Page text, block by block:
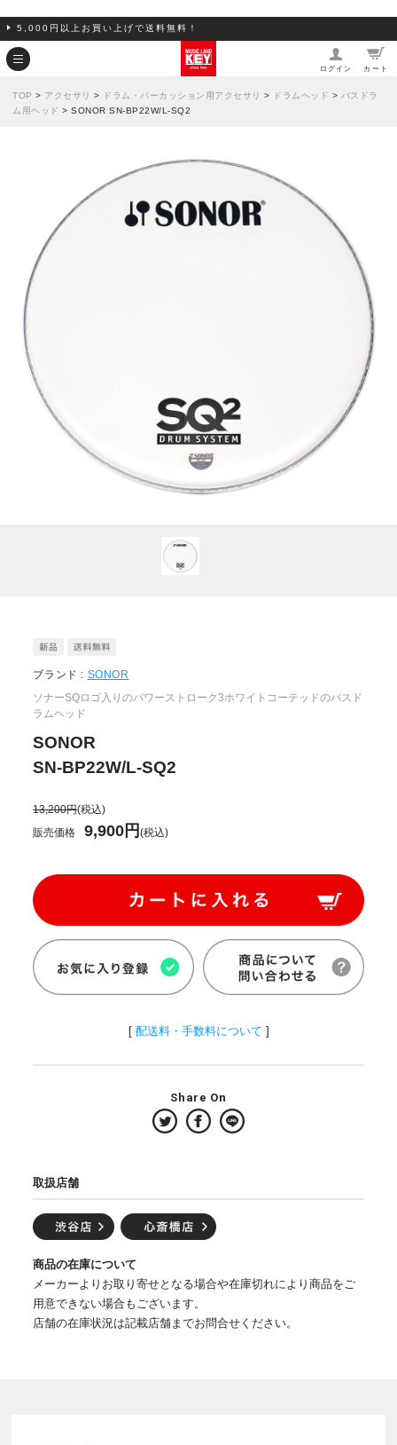
5,000円以上お買い上げで送料無料！
ログイン カート
TOP > アクセサリ > ドラム・パーカッション用アクセサリ > ドラムヘッド > バスドラ
ム用ヘッド > SONOR SN-BP22W/L-SQ2
ブランド : SONOR
ソナーSQロゴ入りのパワーストローク3ホワイトコーテッドのバスド
ラムヘッド
SONOR
SN-BP22W/L-SQ2
13,200円(税込)
販売価格
9,900円(税込)
[ 配送料・手数料について ]
Share On
取扱店舗
商品の在庫について
メーカーよりお取り寄せとなる場合や在庫切れにより商品をご
用意できない場合もございます。
店舗の在庫状況は記載店舗までお問合せください。